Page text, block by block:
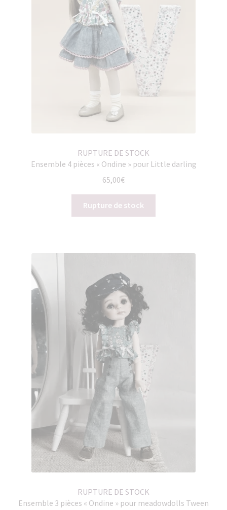
RUPTURE DE STOCK
Ensemble 4 pièces « Ondine » pour Little darling
65,00€
Rupture de stock
RUPTURE DE STOCK
Ensemble 3 pièces « Ondine » pour meadowdolls Tween